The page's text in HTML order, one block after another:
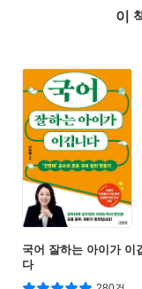
이
국어 잘하는 아이가 이
다